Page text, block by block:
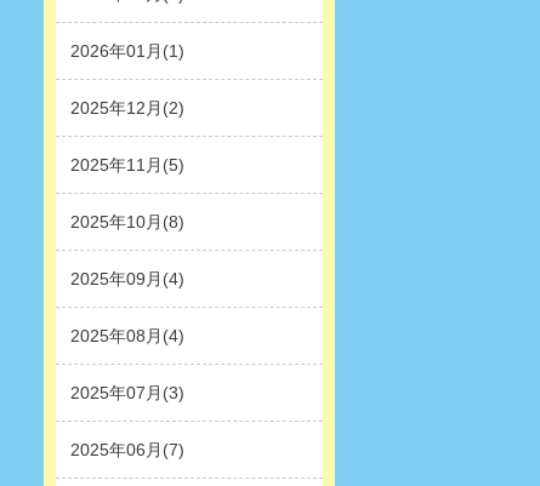
2026年01月(1)
2025年12月(2)
2025年11月(5)
2025年10月(8)
2025年09月(4)
2025年08月(4)
2025年07月(3)
2025年06月(7)